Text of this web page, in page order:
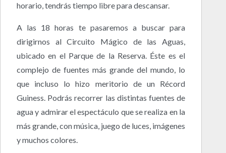
horario, tendrás tiempo libre para descansar.
A las 18 horas te pasaremos a buscar para
dirigirnos al Circuito Mágico de las Aguas,
ubicado en el Parque de la Reserva. Éste es el
complejo de fuentes más grande del mundo, lo
que incluso lo hizo meritorio de un Récord
Guiness. Podrás recorrer las distintas fuentes de
agua y admirar el espectáculo que se realiza en la
más grande, con música, juego de luces, imágenes
y muchos colores.